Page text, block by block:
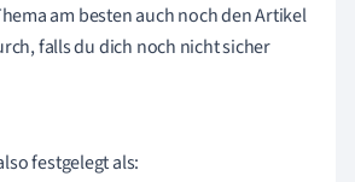
am besten auch noch den Artikel
falls du dich noch nicht sicher
festgelegt als: